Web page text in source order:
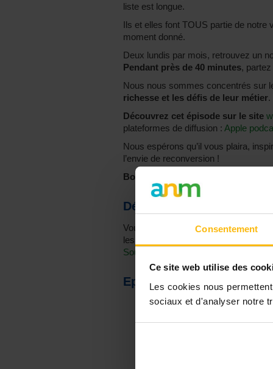
Consentement
Ce site web utilise des
Les cookies nous
sociaux et d'analyser notre
liste est longue.
Ils et elles font TOUS partie de notre
moment donné.
Deux lundis par mois, retrouvez un
Pendant près de 40 minutes,
Nous nous sommes concentrés sur
richesse et les défis de leur métier.
Découvrez cet épisode sur le site
plateformes de diffusion : Apple
Nous espérons qu’il vous plaira,
l’envie de reconversion !
Bonne écoute !
Découvrez les précédents
Vous trouverez tous les épisodes sur
les plateformes de diffusion :
Soundcloud
Episode 1 : Fiona,